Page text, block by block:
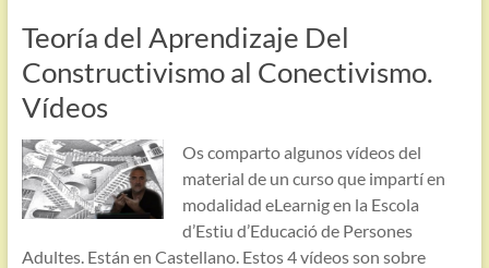
Teoría del Aprendizaje Del
Constructivismo al Conectivismo.
Vídeos
Os comparto algunos vídeos del
material de un curso que impartí en
modalidad eLearnig en la Escola
d’Estiu d’Educació de Persones
Adultes. Están en Castellano. Estos 4 vídeos son sobre